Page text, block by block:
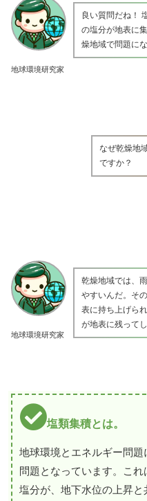
地球環境研究家
良い質問だね！
の塩分が地表に
燥地域で問題にな
なぜ乾燥地
ですか？
地球環境研究家
乾燥地域では、
やすいんだ。そ
表に持ち上げら
が地表に残って
塩類集積とは。
地球環境とエネルギー問題
問題となっています。こ
塩分が、地下水位の上昇